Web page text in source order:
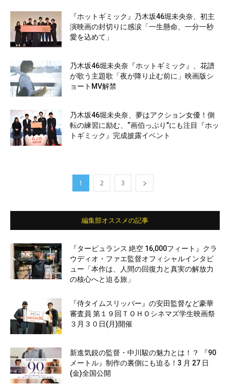
『ホットギミック』乃木坂46堀未央奈、初主
演映画の封切りに感涙「一生懸命、一分一秒
愛を込めて」
乃木坂46堀未央奈『ホットギミック』、花譜
が歌う主題歌「夜が降り止む前に」映画版シ
ョートMV解禁
乃木坂46堀未央奈、夢はアクション女優！側
転の練習に励む、“画伯っぷり”にも注目『ホッ
トギミック』完成披露イベント
1 2 3
編集部オススメの記事
『タービュランス 絶空 16,000フィート』クラ
ウディオ・ファエ監督オフィシャルインタビ
ュー「本作は、人間の回復力と真実の解放力
の核心へと迫る旅」
『侍タイムスリッパー』の安田監督など豪華
審査員 第１９回ＴＯＨＯシネマズ学生映画祭
３月３０日(月)開催
新進気鋭の監督・中川駿の魅力とは！？ 『90
メートル』制作の裏側にも迫る！3 月 27 日
(金)全国公開